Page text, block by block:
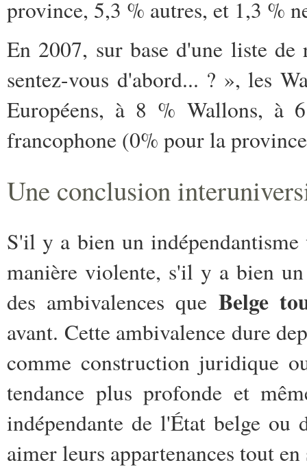
province, 5,3 % autres, et 1,3 %
En 2007, sur base d'une liste de
sentez-vous d'abord... ? », les
Européens, à 8 % Wallons, à
francophone (0% pour la
Une conclusion
S'il y a bien un
manière violente, s'il y a bien
des ambivalences que Belge
avant. Cette ambivalence dure
comme construction juridique
tendance plus profonde et
indépendante de l'État belge ou
aimer leurs appartenances tout